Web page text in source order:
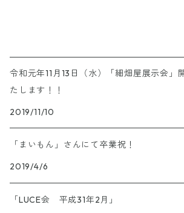
令和元年11月13日（水）「細畑屋展示会」
たします！！
2019/11/10
「まいもん」さんにて卒業祝！
2019/4/6
「LUCE会 平成31年2月」